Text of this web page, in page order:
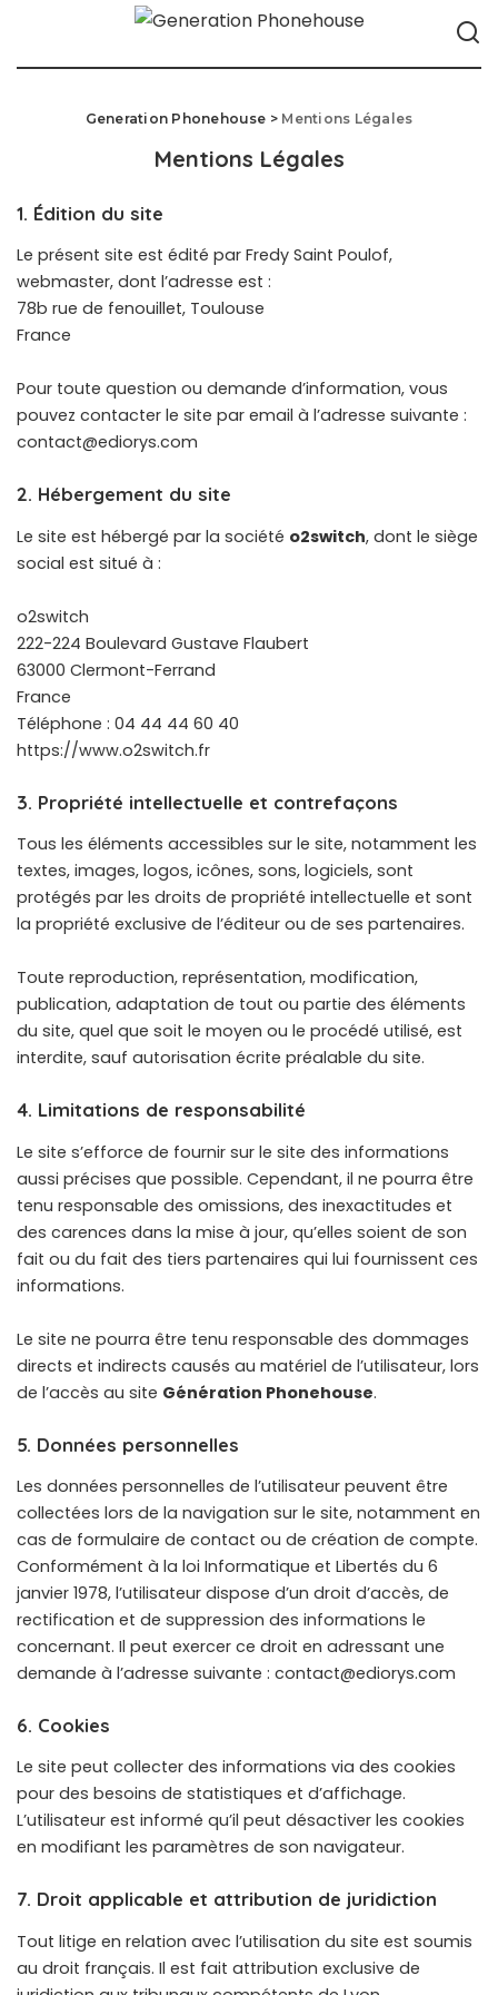
Generation Phonehouse > Mentions Légales
Mentions Légales
1. Édition du site
Le présent site est édité par Fredy Saint Poulof,
webmaster, dont l’adresse est :
78b rue de fenouillet, Toulouse
France
Pour toute question ou demande d’information, vous
pouvez contacter le site par email à l’adresse suivante :
contact@ediorys.com
2. Hébergement du site
Le site est hébergé par la société o2switch, dont le siège
social est situé à :
o2switch
222-224 Boulevard Gustave Flaubert
63000 Clermont-Ferrand
France
Téléphone : 04 44 44 60 40
https://www.o2switch.fr
3. Propriété intellectuelle et contrefaçons
Tous les éléments accessibles sur le site, notamment les
textes, images, logos, icônes, sons, logiciels, sont
protégés par les droits de propriété intellectuelle et sont
la propriété exclusive de l’éditeur ou de ses partenaires.
Toute reproduction, représentation, modification,
publication, adaptation de tout ou partie des éléments
du site, quel que soit le moyen ou le procédé utilisé, est
interdite, sauf autorisation écrite préalable du site.
4. Limitations de responsabilité
Le site s’efforce de fournir sur le site des informations
aussi précises que possible. Cependant, il ne pourra être
tenu responsable des omissions, des inexactitudes et
des carences dans la mise à jour, qu’elles soient de son
fait ou du fait des tiers partenaires qui lui fournissent ces
informations.
Le site ne pourra être tenu responsable des dommages
directs et indirects causés au matériel de l’utilisateur, lors
de l’accès au site Génération Phonehouse.
5. Données personnelles
Les données personnelles de l’utilisateur peuvent être
collectées lors de la navigation sur le site, notamment en
cas de formulaire de contact ou de création de compte.
Conformément à la loi Informatique et Libertés du 6
janvier 1978, l’utilisateur dispose d’un droit d’accès, de
rectification et de suppression des informations le
concernant. Il peut exercer ce droit en adressant une
demande à l’adresse suivante : contact@ediorys.com
6. Cookies
Le site peut collecter des informations via des cookies
pour des besoins de statistiques et d’affichage.
L’utilisateur est informé qu’il peut désactiver les cookies
en modifiant les paramètres de son navigateur.
7. Droit applicable et attribution de juridiction
Tout litige en relation avec l’utilisation du site est soumis
au droit français. Il est fait attribution exclusive de